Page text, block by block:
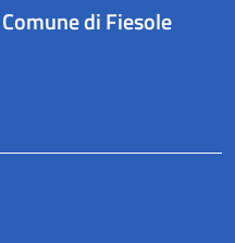
Comune di Fiesole